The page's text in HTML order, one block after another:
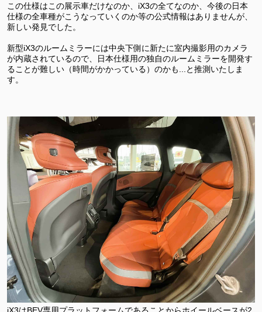
この仕様はこの展示車だけなのか、iX3の全てなのか、今後の日本
仕様の全車種がこうなっていくのか等の公式情報はありませんが、
新しい発見でした。
新型iX3のルームミラーには中央下側に新たに室内撮影用のカメラ
が内蔵されているので、日本仕様用の独自のルームミラーを開発す
ることが難しい（時間がかかっている）のかも...と推測いたしま
す。
iX3はBEV専用プラットフォームであることからホイールベースが2,